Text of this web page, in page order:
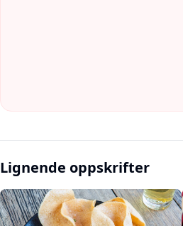
Lignende oppskrifter